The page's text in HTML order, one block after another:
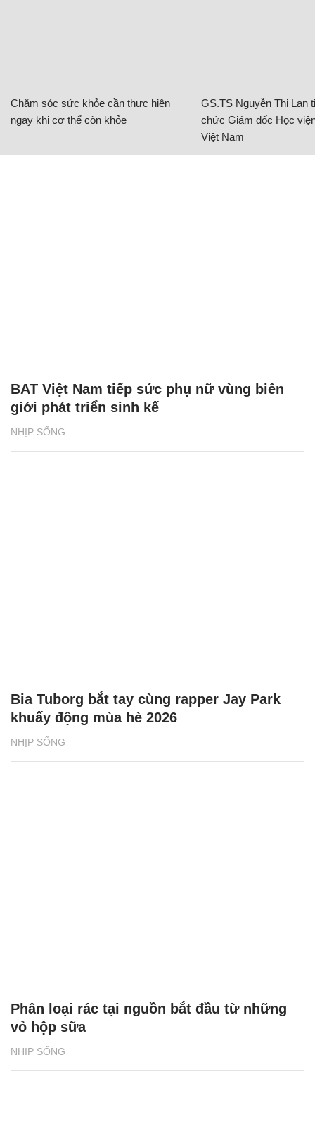
Chăm sóc sức khỏe cần thực hiện
ngay khi cơ thể còn khỏe
GS.TS Nguyễn Thị Lan
chức Giám đốc Học
Việt Nam
NHỊP SỐNG
BAT Việt Nam tiếp sức phụ nữ vùng biên
giới phát triển sinh kế
NHỊP SỐNG
Bia Tuborg bắt tay cùng rapper Jay Park
khuấy động mùa hè 2026
NHỊP SỐNG
Phân loại rác tại nguồn bắt đầu từ những
vỏ hộp sữa